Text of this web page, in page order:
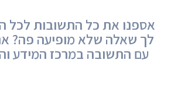
אספנו את כל התשובות לכל
לך שאלה שלא מופיעה פה?
עם התשובה במרכז המידע